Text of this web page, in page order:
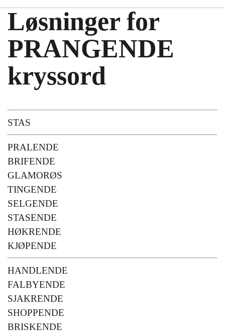
Løsninger for
PRANGENDE
kryssord
STAS
PRALENDE
BRIFENDE
GLAMORØS
TINGENDE
SELGENDE
STASENDE
HØKRENDE
KJØPENDE
HANDLENDE
FALBYENDE
SJAKRENDE
SHOPPENDE
BRISKENDE